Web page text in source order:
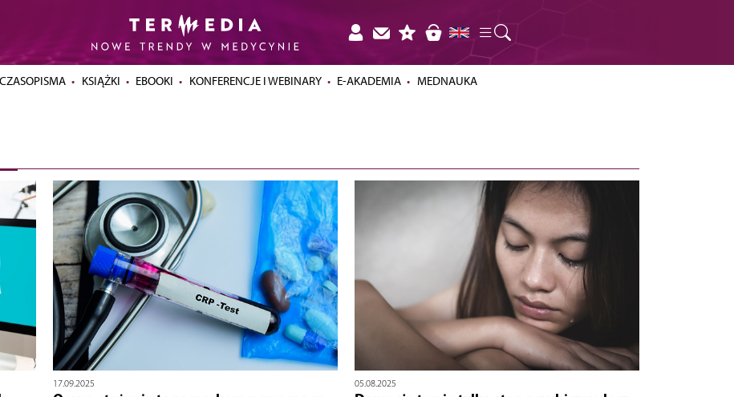
CZASOPISMA KSIĄŻKI EBOOKI KONFERENCJE I WEBINARY E-AKADEMIA MEDNAUKA
17.09.2025 05.08.2025